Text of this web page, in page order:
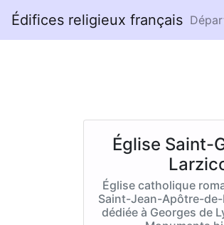
Édifices religieux français
Église Saint-
Église catholique
Saint-Jean-Apôtre-
dédiée à Georges de